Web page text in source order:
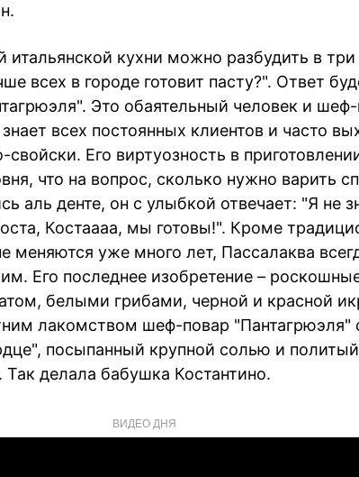
итальянской кухни можно разбудить в три
всех в городе готовит пасту?". Ответ
Это обаятельный человек и
всех постоянных клиентов и часто
свойски. Его виртуозность в
что на вопрос, сколько нужно варить
аль денте, он с улыбкой отвечает: "Я не
Костаааа, мы готовы!". Кроме
меняются уже много лет, Пассалаква
Его последнее изобретение –
белыми грибами, черной и красной
лакомством шеф-повар "Пантагрюэля"
посыпанный крупной солью и политый
делала бабушка Костантино.
ВИДЕО ДНЯ